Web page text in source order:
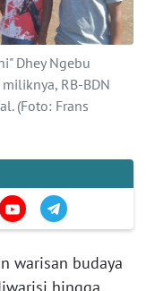
Dhey Ngebu
RB-BDN
(Foto: Frans
warisan budaya